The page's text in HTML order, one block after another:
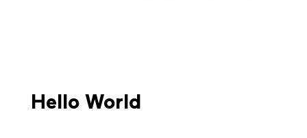
Hello World